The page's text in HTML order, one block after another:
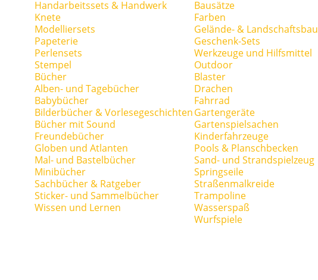
Handarbeitssets & Handwerk
Knete
Modelliersets
Papeterie
Perlensets
Stempel
Bücher
Alben- und Tagebücher
Babybücher
Bilderbücher & Vorlesegeschichten
Bücher mit Sound
Freundebücher
Globen und Atlanten
Mal- und Bastelbücher
Minibücher
Sachbücher & Ratgeber
Sticker- und Sammelbücher
Wissen und Lernen
Bausätze
Farben
Gelände- & Landschaftsbau
Geschenk-Sets
Werkzeuge und Hilfsmittel
Outdoor
Blaster
Drachen
Fahrrad
Gartengeräte
Gartenspielsachen
Kinderfahrzeuge
Pools & Planschbecken
Sand- und Strandspielzeug
Springseile
Straßenmalkreide
Trampoline
Wasserspaß
Wurfspiele